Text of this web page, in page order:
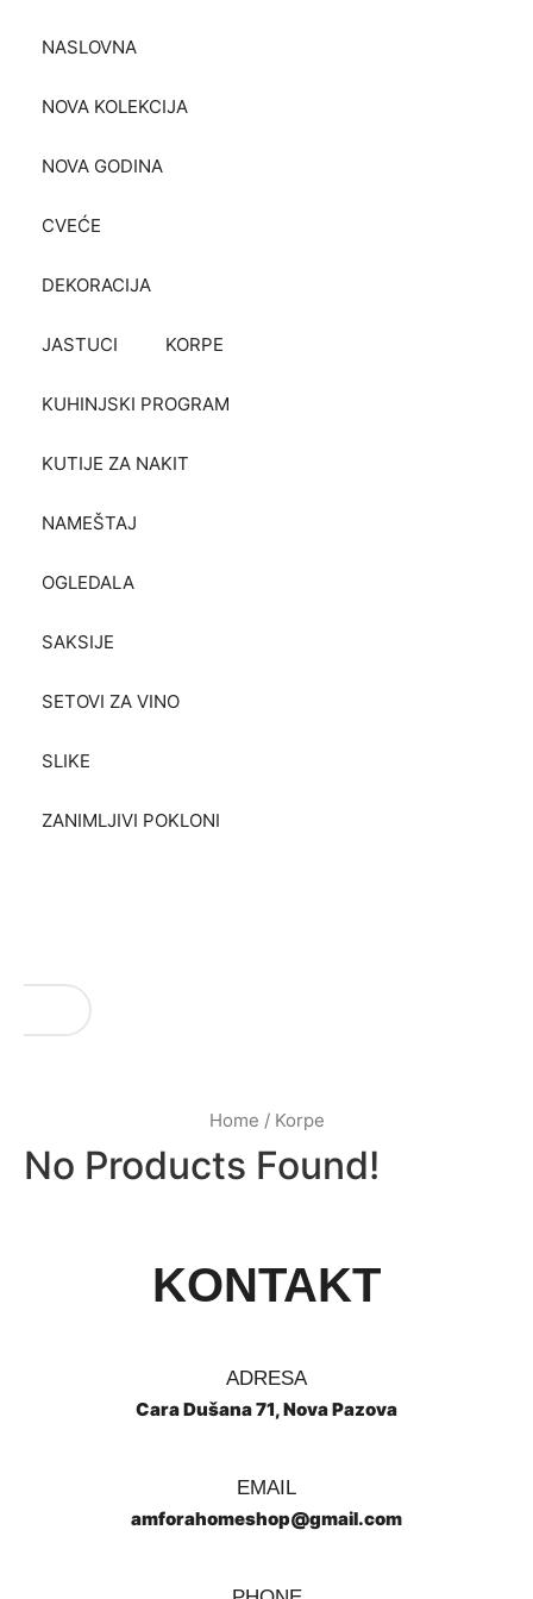
NASLOVNA
NOVA KOLEKCIJA
NOVA GODINA
CVEĆE
DEKORACIJA
JASTUCI KORPE
KUHINJSKI PROGRAM
KUTIJE ZA NAKIT
NAMEŠTAJ
OGLEDALA
SAKSIJE
SETOVI ZA VINO
SLIKE
ZANIMLJIVI POKLONI
Home / Korpe
No Products Found!
KONTAKT
ADRESA
Cara Dušana 71, Nova Pazova
EMAIL
amforahomeshop@gmail.com